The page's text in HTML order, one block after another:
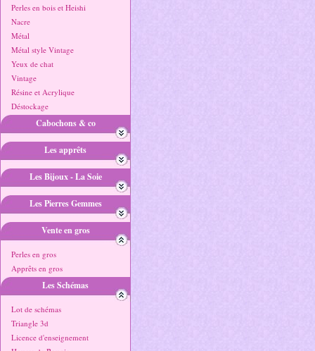
Perles en bois et Heishi
Nacre
Métal
Métal style Vintage
Yeux de chat
Vintage
Résine et Acrylique
Déstockage
Cabochons & co
Les apprêts
Les Bijoux - La Soie
Les Pierres Gemmes
Vente en gros
Perles en gros
Apprêts en gros
Les Schémas
Lot de schémas
Triangle 3d
Licence d'enseignement